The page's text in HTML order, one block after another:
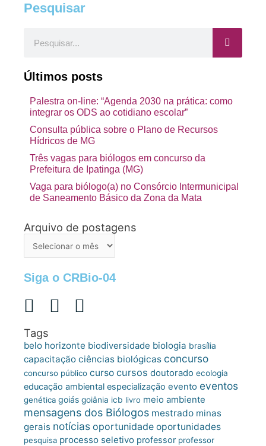
Pesquisar
Últimos posts
Palestra on-line: “Agenda 2030 na prática: como
integrar os ODS ao cotidiano escolar”
Consulta pública sobre o Plano de Recursos
Hídricos de MG
Três vagas para biólogos em concurso da
Prefeitura de Ipatinga (MG)
Vaga para biólogo(a) no Consórcio Intermunicipal
de Saneamento Básico da Zona da Mata
Arquivo de postagens
Arquivo
Siga o CRBio-04
Tags
belo horizonte biodiversidade biologia brasília
capacitação ciências biológicas concurso
concurso público curso cursos doutorado ecologia
educação ambiental especialização evento eventos
genética goiás goiânia icb livro meio ambiente
mensagens dos Biólogos mestrado minas
gerais notícias oportunidade oportunidades
pesquisa processo seletivo professor professor